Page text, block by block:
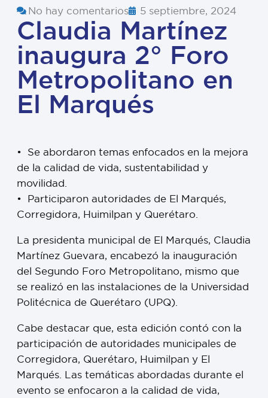
No hay comentarios 5 septiembre, 2024
Claudia Martínez
inaugura 2° Foro
Metropolitano en
El Marqués
•⁠ ⁠Se abordaron temas enfocados en la mejora
de la calidad de vida, sustentabilidad y
movilidad.
•⁠ ⁠Participaron autoridades de El Marqués,
Corregidora, Huimilpan y Querétaro.
La presidenta municipal de El Marqués, Claudia
Martínez Guevara, encabezó la inauguración
del Segundo Foro Metropolitano, mismo que
se realizó en las instalaciones de la Universidad
Politécnica de Querétaro (UPQ).
Cabe destacar que, esta edición contó con la
participación de autoridades municipales de
Corregidora, Querétaro, Huimilpan y El
Marqués. Las temáticas abordadas durante el
evento se enfocaron a la calidad de vida,